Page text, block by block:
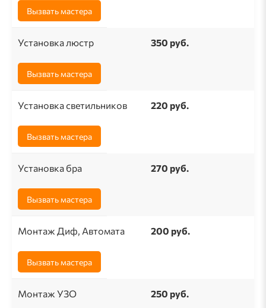
Вызвать мастера
Установка люстр 350 руб.
Вызвать мастера
Установка светильников 220 руб.
Вызвать мастера
Установка бра 270 руб.
Вызвать мастера
Монтаж Диф, Автомата 200 руб.
Вызвать мастера
Монтаж УЗО 250 руб.